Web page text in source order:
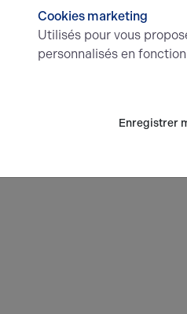
Cookies marketing
Utilisés pour vous
personnalisés en
Enregistrer